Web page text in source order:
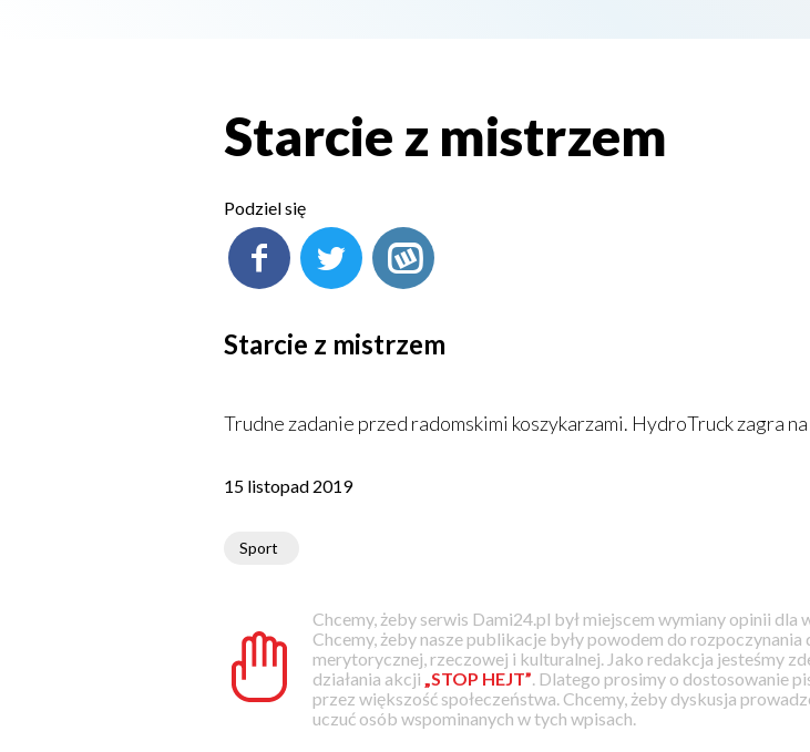
Starcie z mistrzem
Podziel się
Starcie z mistrzem
Trudne zadanie przed radomskimi koszykarzami. HydroTruck zagra
15 listopad 2019
Sport
Chcemy, żeby serwis Dami24.pl był miejscem wymiany opinii
Chcemy, żeby nasze publikacje były powodem do
merytorycznej, rzeczowej i kulturalnej. Jako redakcja jesteśmy
działania akcji „STOP HEJT” . Dlatego prosimy o dostosowanie
przez większość społeczeństwa. Chcemy, żeby dyskusja
uczuć osób wspominanych w tych wpisach.